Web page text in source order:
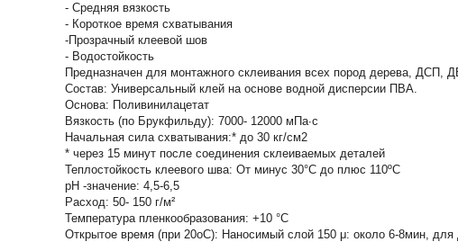
- Средняя вязкость
- Короткое время схватывания
-Прозрачный клеевой шов
- Водостойкость
Предназначен для монтажного склеивания всех пород дерева,
Состав: Универсальный клей на основе водной дисперсии ПВА.
Основа: Поливинилацетат
Вязкость (по Брукфильду): 7000- 12000 мПа∙с
Начальная сила схватывания:* до 30 кг/см2
* через 15 минут после соединения склеиваемых деталей
Теплостойкость клеевого шва: От минус 30°C до плюс 110ºC
pH -значение: 4,5-6,5
Расход: 50- 150 г/м²
Температура пленкообразования: +10 °С
Открытое время (при 20oC): Наносимый слой 150 μ: около 6-8мин,